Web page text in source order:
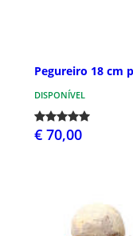
Pegureiro 18 cm
DISPONÍVEL
€ 70,00